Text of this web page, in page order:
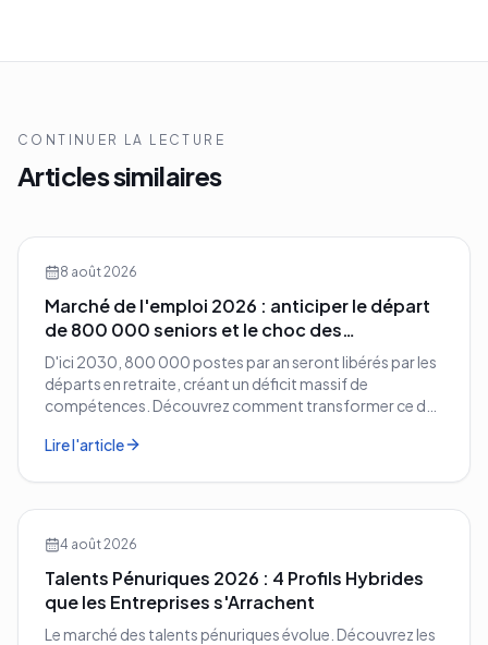
CONTINUER LA LECTURE
Articles similaires
8 août 2026
Marché de l'emploi 2026 : anticiper le départ
de 800 000 seniors et le choc des
compétences
D'ici 2030, 800 000 postes par an seront libérés par les
départs en retraite, créant un déficit massif de
compétences. Découvrez comment transformer ce défi
entreprise.
Lire l'article
4 août 2026
Talents Pénuriques 2026 : 4 Profils Hybrides
que les Entreprises s'Arrachent
Le marché des talents pénuriques évolue. Découvrez les